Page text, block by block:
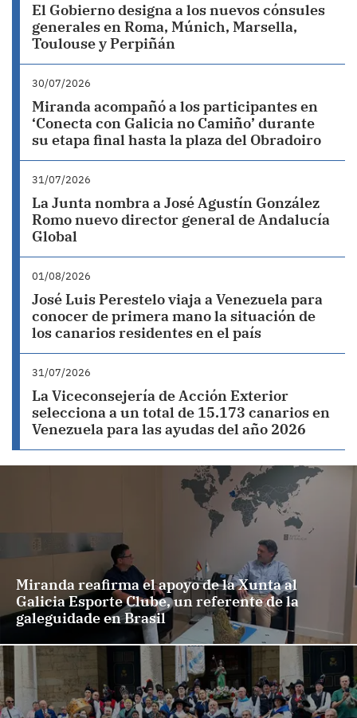
El Gobierno designa a los nuevos cónsules
generales en Roma, Múnich, Marsella,
Toulouse y Perpiñán
30/07/2026
Miranda acompañó a los participantes en
‘Conecta con Galicia no Camiño’ durante
su etapa final hasta la plaza del Obradoiro
31/07/2026
La Junta nombra a José Agustín González
Romo nuevo director general de Andalucía
Global
01/08/2026
José Luis Perestelo viaja a Venezuela para
conocer de primera mano la situación de
los canarios residentes en el país
31/07/2026
La Viceconsejería de Acción Exterior
selecciona a un total de 15.173 canarios en
Venezuela para las ayudas del año 2026
Miranda reafirma el apoyo de la Xunta al
Galicia Esporte Clube, un referente de la
galeguidade en Brasil